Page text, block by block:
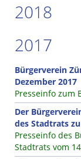
2018
2017
Bürgerverein
Dezember 2017
Presseinfo zum
Der
des Stadtrats
Presseinfo des
Stadtrats vom